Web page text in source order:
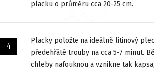
placku o průměru cca 20-25 cm.
Placky položte na ideálně litinový
předehřáté trouby na cca 5-7 minut.
chleby nafouknou a vznikne tak